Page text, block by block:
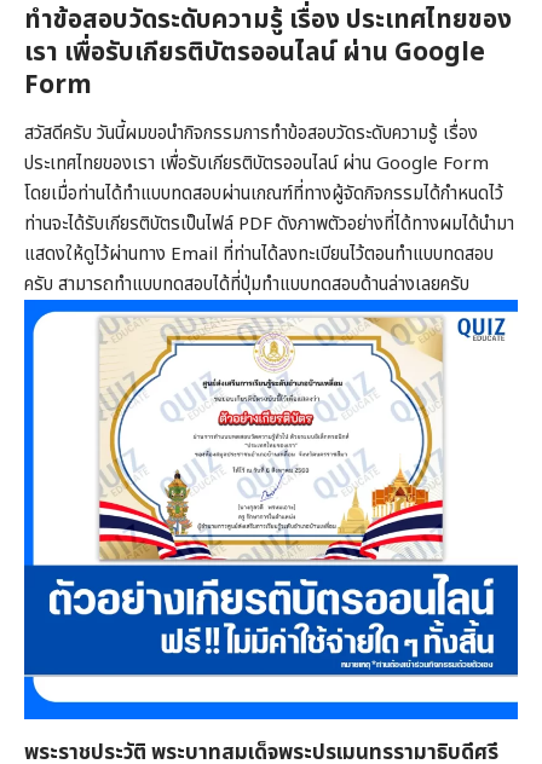
ทำข้อสอบวัดระดับความรู้ เรื่อง ประเทศไทยของ
เรา เพื่อรับเกียรติบัตรออนไลน์ ผ่าน Google
Form
สวัสดีครับ วันนี้ผมขอนำกิจกรรมการทำข้อสอบวัดระดับความรู้ เรื่อง
ประเทศไทยของเรา เพื่อรับเกียรติบัตรออนไลน์ ผ่าน Google Form
โดยเมื่อท่านได้ทำแบบทดสอบผ่านเกณฑ์ที่ทางผู้จัดกิจกรรมได้กำหนดไว้
ท่านจะได้รับเกียรติบัตรเป็นไฟล์ PDF ดังภาพตัวอย่างที่ได้ทางผมได้นำมา
แสดงให้ดูไว้ผ่านทาง Email ที่ท่านได้ลงทะเบียนไว้ตอนทำแบบทดสอบ
ครับ สามารถทำแบบทดสอบได้ที่ปุ่มทำแบบทดสอบด้านล่างเลยครับ
พระราชประวัติ พระบาทสมเด็จพระปรเมนทรรามาธิบดีศรี